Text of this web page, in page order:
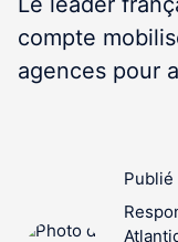
compte
agences pour
Publié